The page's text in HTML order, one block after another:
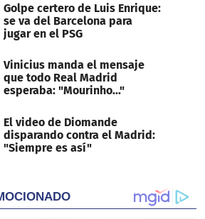
Golpe certero de Luis Enrique:
se va del Barcelona para
jugar en el PSG
Vinicius manda el mensaje
que todo Real Madrid
esperaba: "Mourinho..."
El video de Diomande
disparando contra el Madrid:
"Siempre es así"